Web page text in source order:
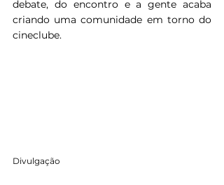
debate, do encontro e a gente acaba
criando uma comunidade em torno do
cineclube.
Divulgação